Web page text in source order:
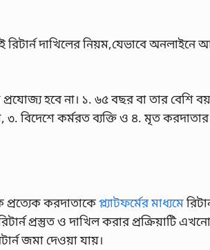
রিটার্ন দাখিলের নিয়ম,যেভাবে
প্রযোজ্য হবে না। ১. ৬৫ বছর বা তার বেশি
৩. বিদেশে কর্মরত ব্যক্তি ও ৪. মৃত করদাতার
করদাতাকেপ্ল্যাটফর্মের মাধ্যমে
প্রস্তুত ও দাখিল করার প্রক্রিয়াটি
জমা দেওয়া যায়।